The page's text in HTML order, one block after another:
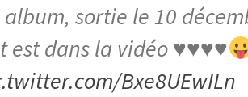
sortie le 10
est dans la vidéo♥️♥️♥️♥️
Bxe8UEwILn